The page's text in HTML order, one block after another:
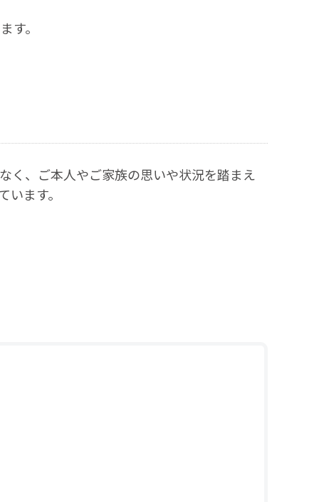
す。
く、ご本人やご家族の思いや状況を踏まえ
ます。